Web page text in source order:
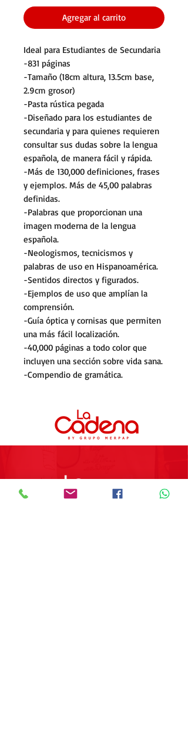
Agregar al carrito
Ideal para Estudiantes de Secundaria
-831 páginas
-Tamaño (18cm altura, 13.5cm base,
2.9cm grosor)
-Pasta rústica pegada
-Diseñado para los estudiantes de
secundaria y para quienes requieren
consultar sus dudas sobre la lengua
española, de manera fácil y rápida.
-Más de 130,000 definiciones, frases
y ejemplos. Más de 45,00 palabras
definidas.
-Palabras que proporcionan una
imagen moderna de la lengua
española.
-Neologismos, tecnicismos y
palabras de uso en Hispanoamérica.
-Sentidos directos y figurados.
-Ejemplos de uso que amplían la
comprensión.
-Guía óptica y cornisas que permiten
una más fácil localización.
-40,000 páginas a todo color que
incluyen una sección sobre vida sana.
-Compendio de gramática.